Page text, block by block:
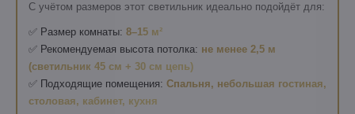
С учётом размеров этот светильник идеально подойдёт для:
✅ Размер комнаты: 8–15 м²
✅ Рекомендуемая высота потолка: не менее 2,5 м
(светильник 45 см + 30 см цепь)
✅ Подходящие помещения: Спальня, небольшая гостиная,
столовая, кабинет, кухня